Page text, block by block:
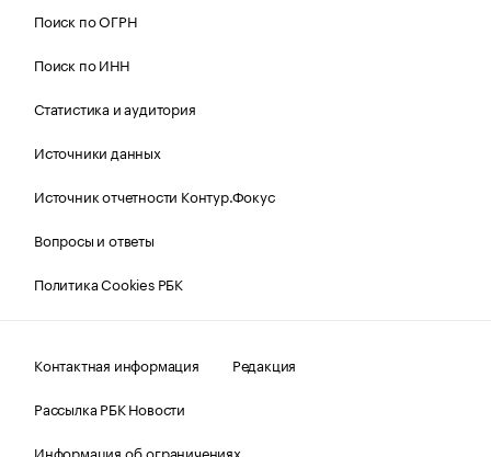
Поиск по ОГРН
Поиск по ИНН
Статистика и аудитория
Источники данных
Источник отчетности Контур.Фокус
Вопросы и ответы
Политика Cookies РБК
Контактная информация
Редакция
Рассылка РБК Новости
Информация об ограничениях